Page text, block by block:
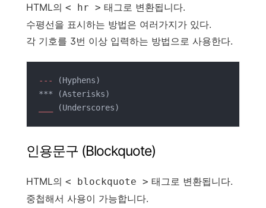
HTML의 < hr > 태그로 변환됩니다.
수평선을 표시하는 방법은 여러가지가 있다.
각 기호를 3번 이상 입력하는 방법으로 사용한다.
---
(Hyphens)
(Underscores)
인용문구 (Blockquote)
HTML의 < blockquote > 태그로 변환됩니다.
중첩해서 사용이 가능합니다.